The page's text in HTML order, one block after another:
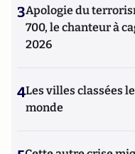
3Apologie du
700, le chanteur à
2026
4Les villes classées
monde